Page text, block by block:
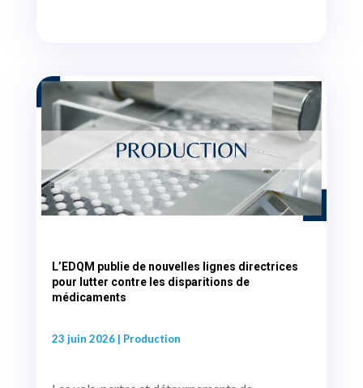
L’EDQM publie de nouvelles lignes directrices
pour lutter contre les disparitions de
médicaments
23 juin 2026| Production